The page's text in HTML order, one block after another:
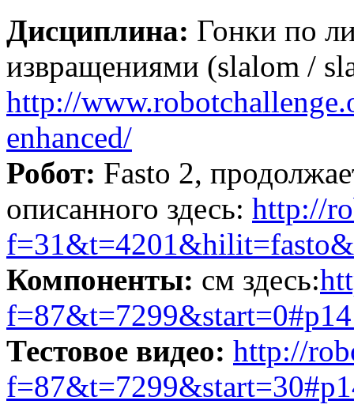
Дисциплина: Гонки по
извращениями (slalom /
http://
enhanced/
Робот: Fasto 2,
описанного здесь: http://
Компоненты: см здесь:
Тестовое видео: http://